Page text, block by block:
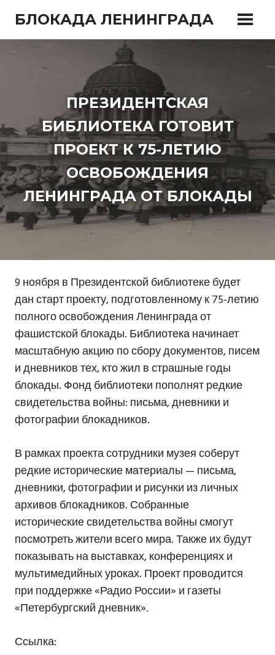
содержимому
БЛОКАДА ЛЕНИНГРАДА
ПРЕЗИДЕНТСКАЯ
БИБЛИОТЕКА ГОТОВИТ
ПРОЕКТ К 75-ЛЕТИЮ
ОСВОБОЖДЕНИЯ
ЛЕНИНГРАДА ОТ БЛОКАДЫ
9 ноября в Президентской библиотеке будет
дан старт проекту, подготовленному к 75-летию
полного освобождения Ленинграда от
фашистской блокады. Библиотека начинает
масштабную акцию по сбору документов, писем
и дневников тех, кто жил в страшные годы
блокады. Фонд библиотеки пополнят редкие
свидетельства войны: письма, дневники и
фотографии блокадников.
В рамках проекта сотрудники музея соберут
редкие исторические материалы — письма,
дневники, фотографии и рисунки из личных
архивов блокадников. Собранные
исторические свидетельства войны смогут
посмотреть жители всего мира. Также их будут
показывать на выставках, конференциях и
мультимедийных уроках. Проект проводится
при поддержке «Радио России» и газеты
«Петербургский дневник».
Ссылка: